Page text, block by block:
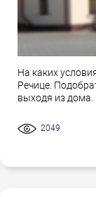
На каких
Речице.
выходя из дома.
2049